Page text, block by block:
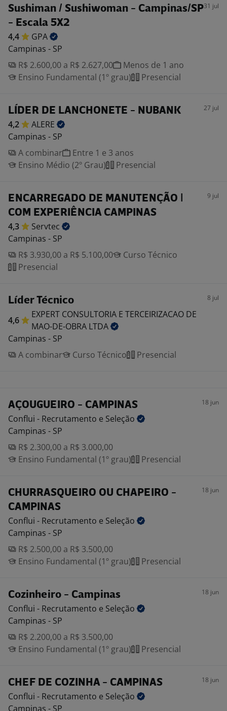
Sushiman / Sushiwoman - Campinas/SP
- Escala 5X2
31 jul
4,4
GPA
Campinas - SP
R$ 2.600,00 a R$ 2.627,00
Menos de 1 ano
Ensino Fundamental (1º grau)
Presencial
LÍDER DE LANCHONETE - NUBANK 27 jul
4,2
ALERE
Campinas - SP
A combinar
Entre 1 e 3 anos
Ensino Médio (2º Grau)
Presencial
ENCARREGADO DE MANUTENÇÃO |
COM EXPERIÊNCIA CAMPINAS
9 jul
4,3
Servtec
Campinas - SP
R$ 3.930,00 a R$ 5.100,00
Curso Técnico
Presencial
Líder Técnico 8 jul
4,6
EXPERT CONSULTORIA E TERCEIRIZACAO DE
MAO-DE-OBRA LTDA
Campinas - SP
A combinar
Curso Técnico Presencial
AÇOUGUEIRO - CAMPINAS 18 jun
Conflui - Recrutamento e Seleção
Campinas - SP
R$ 2.300,00 a R$ 3.000,00
Ensino Fundamental (1º grau)
Presencial
CHURRASQUEIRO OU CHAPEIRO -
CAMPINAS
18 jun
Conflui - Recrutamento e Seleção
Campinas - SP
R$ 2.500,00 a R$ 3.500,00
Ensino Fundamental (1º grau)
Presencial
Cozinheiro - Campinas 18 jun
Conflui - Recrutamento e Seleção
Campinas - SP
R$ 2.200,00 a R$ 3.500,00
Ensino Fundamental (1º grau)
Presencial
CHEF DE COZINHA - CAMPINAS 18 jun
Conflui - Recrutamento e Seleção
Campinas - SP